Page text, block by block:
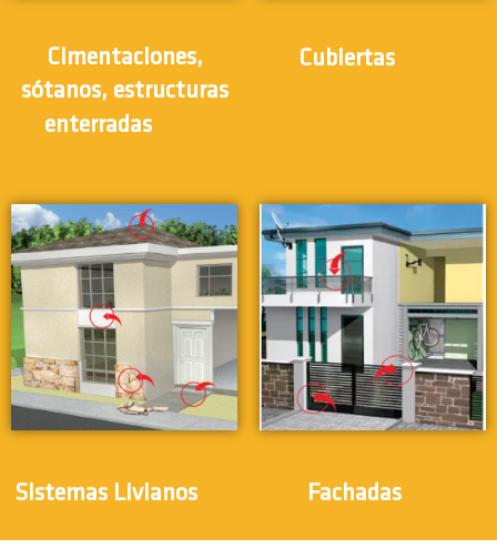
Cimentaciones,
sótanos, estructuras
enterradas
Cubiertas
Sistemas Livianos Fachadas